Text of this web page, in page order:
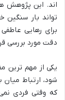
اند. این پژوهش
تواند بار سنگین
برای رهایی
دقت مورد بررسی
یکی از مهم ترین
شود، ارتباط
که وقتی فردی